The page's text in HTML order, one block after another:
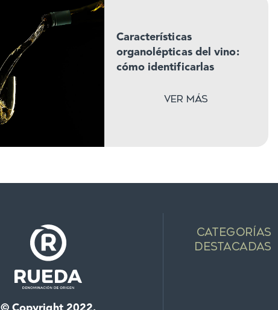
Características
organolépticas del vino:
cómo identificarlas
Ver más
Categorías
destacadas